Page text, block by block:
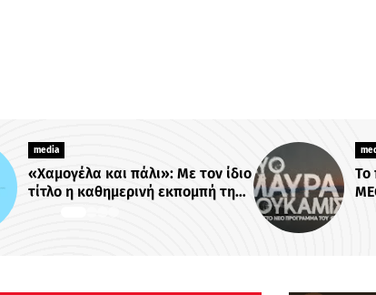
Το πρώτο trailer της σειράς του
MEGA «Δυο μαύρα πουκάμισα»